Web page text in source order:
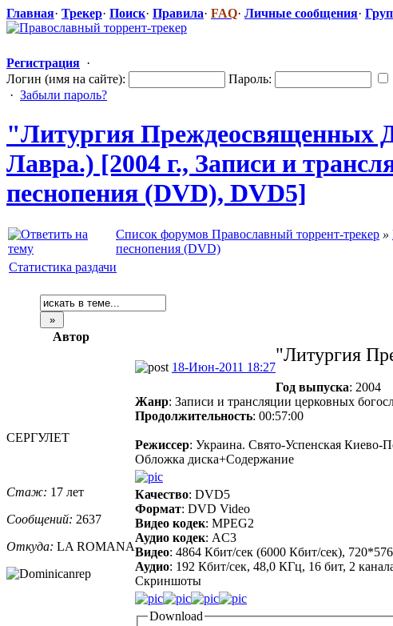
Главная· Трекер· Поиск· Правила· FAQ· Личные сообщения·
Регистрация ·
Логин (имя на сайте):
Пароль:
· Забыли пароль?
"Литурги​я Преждеосвяще​нных
Лавра.) [2004 г., Записи и
песнопения (DVD), DVD5]
Список форумов Православный торрент-трекер »
песнопения (DVD)
Статистика раздачи
Автор
СЕРГУЛЕТ
Стаж: 17 лет
Сообщений: 2637
Откуда: LA ROMANA
18-Июн-2011 18:27
"Литургия
Год выпуска: 2004
Жанр: Записи и трансляции церковных
Продолжительность: 00:57:00
Режиссер: Украина. Свято-Успенская Киево-
Обложка диска+Содержание
Качество: DVD5
Формат: DVD Video
Видео кодек: MPEG2
Аудио кодек: AC3
Видео: 4864 Кбит/сек (6000 Кбит/сек),
Аудио: 192 Кбит/сек, 48,0 КГц, 16 бит, 2
Скриншоты
Download